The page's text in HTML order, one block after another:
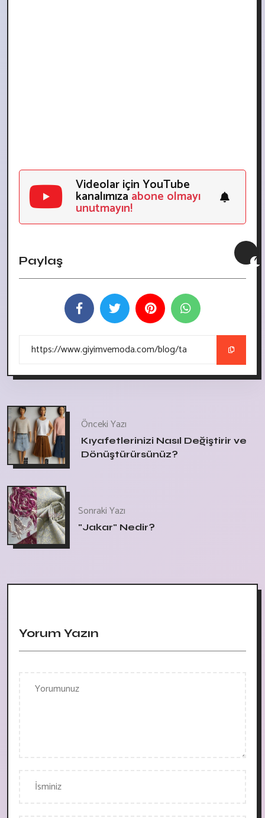
Videolar için YouTube
kanalımızaabone olmayı
unutmayın!
Paylaş
Önceki Yazı
Kıyafetlerinizi Nasıl Değiştirir ve
Dönüştürürsünüz?
Sonraki Yazı
"Jakar" Nedir?
Yorum Yazın